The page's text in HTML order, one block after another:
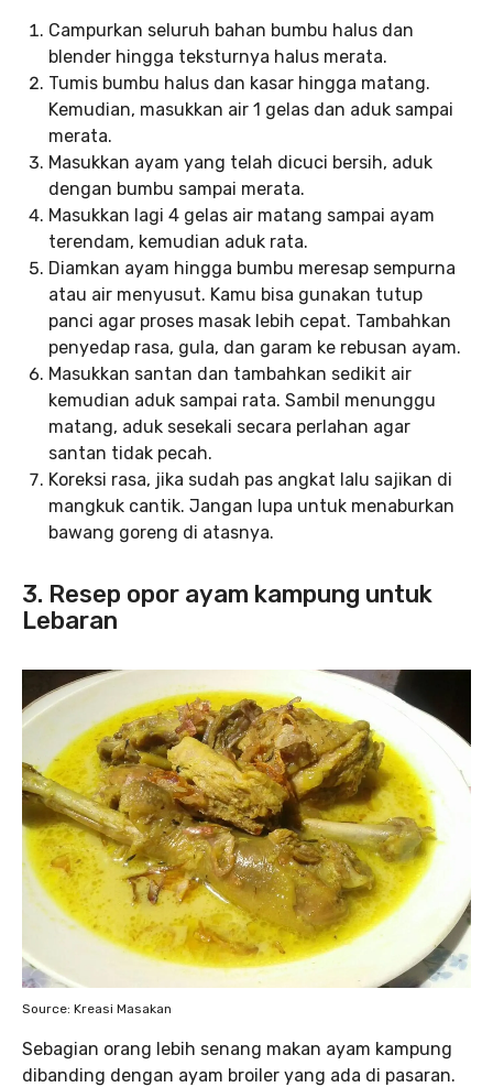
Campurkan seluruh bahan bumbu halus dan
blender hingga teksturnya halus merata.
Tumis bumbu halus dan kasar hingga matang.
Kemudian, masukkan air 1 gelas dan aduk sampai
merata.
Masukkan ayam yang telah dicuci bersih, aduk
dengan bumbu sampai merata.
Masukkan lagi 4 gelas air matang sampai ayam
terendam, kemudian aduk rata.
Diamkan ayam hingga bumbu meresap sempurna
atau air menyusut. Kamu bisa gunakan tutup
panci agar proses masak lebih cepat. Tambahkan
penyedap rasa, gula, dan garam ke rebusan ayam.
Masukkan santan dan tambahkan sedikit air
kemudian aduk sampai rata. Sambil menunggu
matang, aduk sesekali secara perlahan agar
santan tidak pecah.
Koreksi rasa, jika sudah pas angkat lalu sajikan di
mangkuk cantik. Jangan lupa untuk menaburkan
bawang goreng di atasnya.
3. Resep opor ayam kampung untuk
Lebaran
Source: Kreasi Masakan
Sebagian orang lebih senang makan ayam kampung
dibanding dengan ayam broiler yang ada di pasaran.